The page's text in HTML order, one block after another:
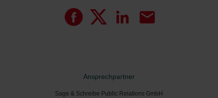
Ansprechpartner
Sage & Schreibe Public Relations GmbH